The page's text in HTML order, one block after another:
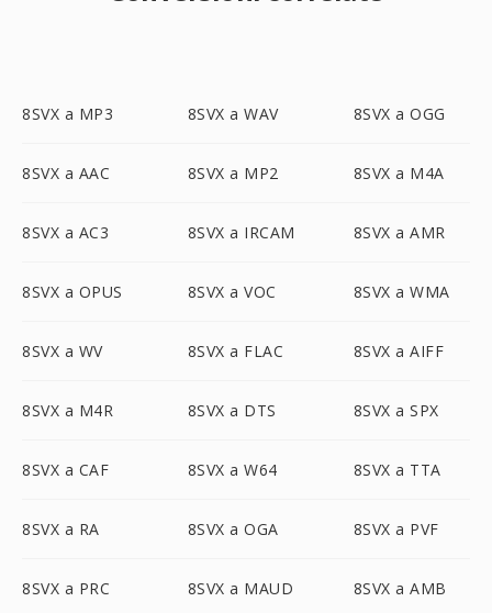
8SVX a MP3 8SVX a WAV 8SVX a OGG
8SVX a AAC 8SVX a MP2 8SVX a M4A
8SVX a AC3 8SVX a IRCAM 8SVX a AMR
8SVX a OPUS 8SVX a VOC 8SVX a WMA
8SVX a WV 8SVX a FLAC 8SVX a AIFF
8SVX a M4R 8SVX a DTS 8SVX a SPX
8SVX a CAF 8SVX a W64 8SVX a TTA
8SVX a RA 8SVX a OGA 8SVX a PVF
8SVX a PRC 8SVX a MAUD 8SVX a AMB